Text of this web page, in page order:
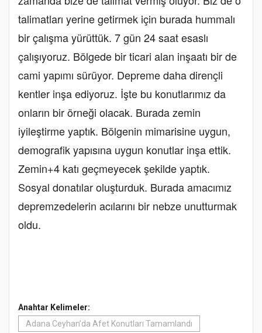
talimatları yerine getirmek için burada hummalı
bir çalışma yürüttük. 7 gün 24 saat esaslı
çalışıyoruz. Bölgede bir ticari alan inşaatı bir de
cami yapımı sürüyor. Depreme daha dirençli
kentler inşa ediyoruz. İşte bu konutlarımız da
onların bir örneği olacak. Burada zemin
iyileştirme yaptık. Bölgenin mimarisine uygun,
demografik yapısına uygun konutlar inşa ettik.
Zemin+4 katı geçmeyecek şekilde yaptık.
Sosyal donatılar oluşturduk. Burada amacımız
depremzedelerin acılarını bir nebze unutturmak
oldu.
Anahtar Kelimeler:
Adana Ceyhan’da Afet Konutları Tamamlandı